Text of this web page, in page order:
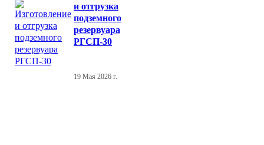
и отгрузка
подземного
резервуара
РГСП-30
19 Мая 2026 г.